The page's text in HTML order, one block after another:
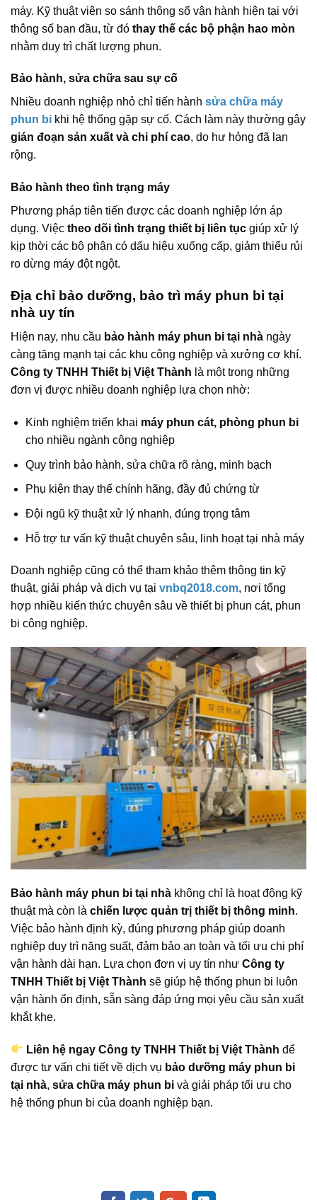
máy. Kỹ thuật viên so sánh thông số vận hành hiện tại với
thông số ban đầu, từ đó thay thế các bộ phận hao mòn
nhằm duy trì chất lượng phun.
Bảo hành, sửa chữa sau sự cố
Nhiều doanh nghiệp nhỏ chỉ tiến hành sửa chữa máy
phun bi khi hệ thống gặp sự cố. Cách làm này thường gây
gián đoạn sản xuất và chi phí cao, do hư hỏng đã lan
rộng.
Bảo hành theo tình trạng máy
Phương pháp tiên tiến được các doanh nghiệp lớn áp
dụng. Việc theo dõi tình trạng thiết bị liên tục giúp xử lý
kịp thời các bộ phận có dấu hiệu xuống cấp, giảm thiểu rủi
ro dừng máy đột ngột.
Địa chỉ bảo dưỡng, bảo trì máy phun bi tại
nhà uy tín
Hiện nay, nhu cầu bảo hành máy phun bi tại nhà ngày
càng tăng mạnh tại các khu công nghiệp và xưởng cơ khí.
Công ty TNHH Thiết bị Việt Thành là một trong những
đơn vị được nhiều doanh nghiệp lựa chọn nhờ:
Kinh nghiệm triển khai máy phun cát, phòng phun bi
cho nhiều ngành công nghiệp
Quy trình bảo hành, sửa chữa rõ ràng, minh bạch
Phụ kiện thay thế chính hãng, đầy đủ chứng từ
Đội ngũ kỹ thuật xử lý nhanh, đúng trọng tâm
Hỗ trợ tư vấn kỹ thuật chuyên sâu, linh hoạt tại nhà máy
Doanh nghiệp cũng có thể tham khảo thêm thông tin kỹ
thuật, giải pháp và dịch vụ tại vnbq2018.com, nơi tổng
hợp nhiều kiến thức chuyên sâu về thiết bị phun cát, phun
bi công nghiệp.
Bảo hành máy phun bi tại nhà không chỉ là hoạt động kỹ
thuật mà còn là chiến lược quản trị thiết bị thông minh.
Việc bảo hành định kỳ, đúng phương pháp giúp doanh
nghiệp duy trì năng suất, đảm bảo an toàn và tối ưu chi phí
vận hành dài hạn. Lựa chọn đơn vị uy tín như Công ty
TNHH Thiết bị Việt Thành sẽ giúp hệ thống phun bi luôn
vận hành ổn định, sẵn sàng đáp ứng mọi yêu cầu sản xuất
khắt khe.
Liên hệ ngay Công ty TNHH Thiết bị Việt Thành để
được tư vấn chi tiết về dịch vụ bảo dưỡng máy phun bi
tại nhà, sửa chữa máy phun bi và giải pháp tối ưu cho
hệ thống phun bi của doanh nghiệp bạn.